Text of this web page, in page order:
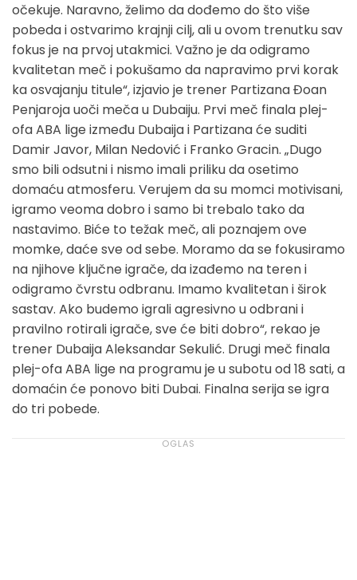
očekuje. Naravno, želimo da dođemo do što više
pobeda i ostvarimo krajnji cilj, ali u ovom trenutku sav
fokus je na prvoj utakmici. Važno je da odigramo
kvalitetan meč i pokušamo da napravimo prvi korak
ka osvajanju titule“, izjavio je trener Partizana Đoan
Penjaroja uoči meča u Dubaiju. Prvi meč finala plej-
ofa ABA lige između Dubaija i Partizana će suditi
Damir Javor, Milan Nedović i Franko Gracin. „Dugo
smo bili odsutni i nismo imali priliku da osetimo
domaću atmosferu. Verujem da su momci motivisani,
igramo veoma dobro i samo bi trebalo tako da
nastavimo. Biće to težak meč, ali poznajem ove
momke, daće sve od sebe. Moramo da se fokusiramo
na njihove ključne igrače, da izađemo na teren i
odigramo čvrstu odbranu. Imamo kvalitetan i širok
sastav. Ako budemo igrali agresivno u odbrani i
pravilno rotirali igrače, sve će biti dobro“, rekao je
trener Dubaija Aleksandar Sekulić. Drugi meč finala
plej-ofa ABA lige na programu je u subotu od 18 sati, a
domaćin će ponovo biti Dubai. Finalna serija se igra
do tri pobede.